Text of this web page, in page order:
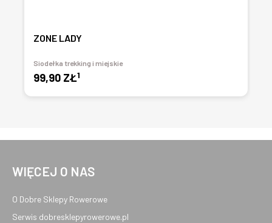
ZONE LADY
Siodełka trekking i miejskie
99,90 ZŁ1
WIĘCEJ O NAS
O Dobre Sklepy Rowerowe
Serwis dobresklepyrowerowe.pl